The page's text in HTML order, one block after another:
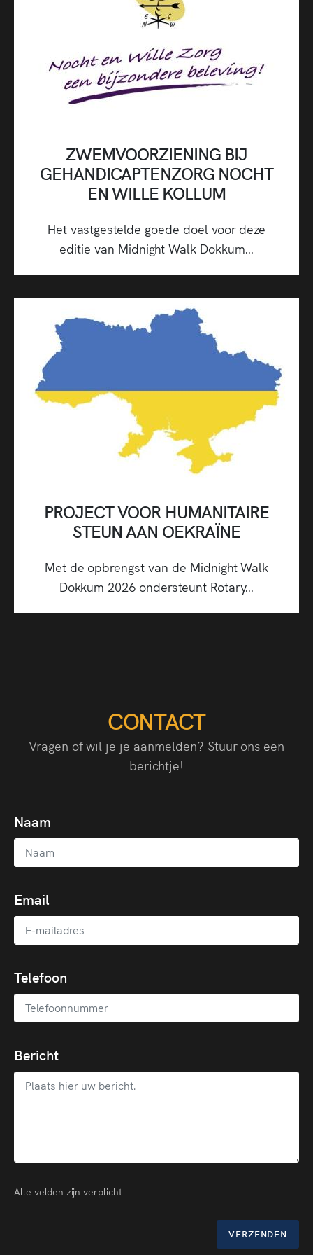
LOOP OOK MEE IN DE
MIDNIGHT WALK DOKKUM
2026
ZWEMVOORZIENING BIJ
GEHANDICAPTENZORG NOCHT
EN WILLE KOLLUM
Het vastgestelde goede doel voor deze
editie van Midnight Walk Dokkum...
PROJECT VOOR HUMANITAIRE
STEUN AAN OEKRAÏNE
Met de opbrengst van de Midnight Walk
Dokkum 2026 ondersteunt Rotary...
CONTACT
Vragen of wil je je aanmelden? Stuur ons een
berichtje!
Naam
Email
Telefoon
Bericht
Alle velden zijn verplicht
VERZENDEN